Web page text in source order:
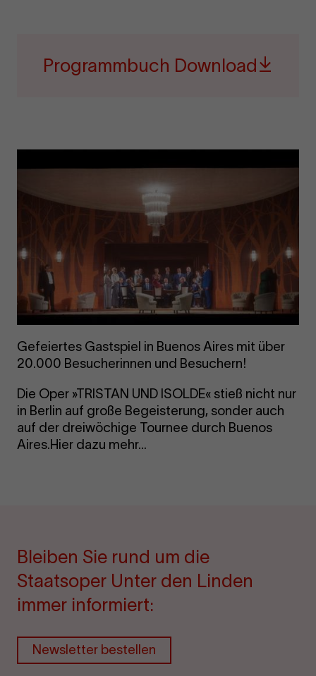
Programmbuch Download
Ge­fei­er­tes Gast­spiel in Bue­nos Aires mit über
20.000 Be­su­che­rin­nen und Be­su­chern!
Die Oper »TRISTAN UND ISOLDE« stieß nicht nur
in Berlin auf große Begeisterung, sonder auch
auf der dreiwöchige Tournee durch Buenos
Aires.Hier dazu mehr...
Bleiben Sie rund um die
Staatsoper Unter den Linden
immer informiert:
Newsletter bestellen